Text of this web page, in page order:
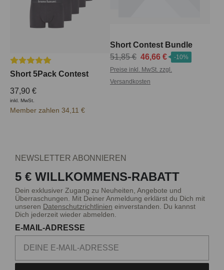
Durchschnittliche Bewertung von 5 von 5 Sternen
Short 5Pack Contest
37,90 €
inkl. MwSt.
Member zahlen 34,11 €
Short Contest Bundle
51,85 € 46,66 €
-10%
Preise inkl. MwSt. zzgl.
Versandkosten
NEWSLETTER ABONNIEREN
5 € WILLKOMMENS-RABATT
Dein exklusiver Zugang zu Neuheiten, Angebote und
Überraschungen. Mit Deiner Anmeldung erklärst du Dich mit
unseren Datenschutzrichtlinien einverstanden. Du kannst
Dich jederzeit wieder abmelden.
E-MAIL-ADRESSE